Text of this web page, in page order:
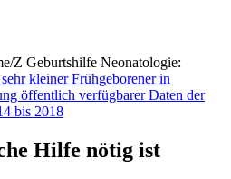
Z Geburtshilfe Neonatologie:
kleiner Frühgeborener in
öffentlich verfügbarer Daten der
bis 2018
Hilfe nötig ist